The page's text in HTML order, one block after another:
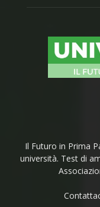
Il Futuro in Prima
università. Test di